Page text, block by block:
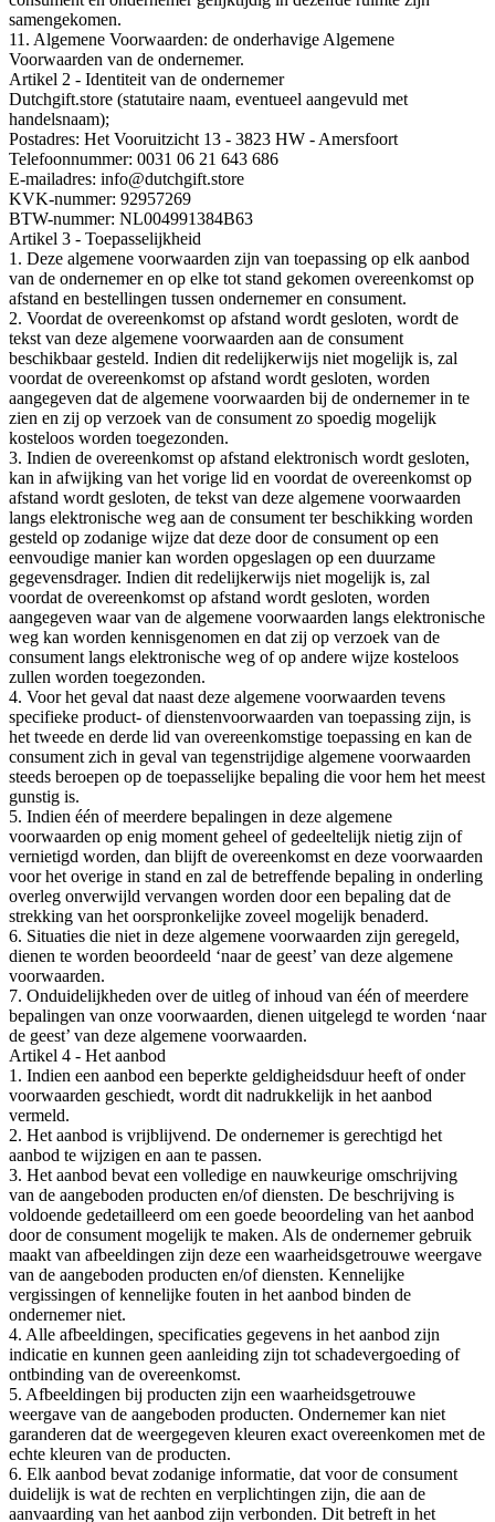
samengekomen.
11. Algemene Voorwaarden: de onderhavige Algemene
Voorwaarden van de ondernemer.
Artikel 2 - Identiteit van de ondernemer
Dutchgift.store (statutaire naam, eventueel aangevuld met
handelsnaam);
Postadres: Het Vooruitzicht 13 - 3823 HW - Amersfoort
Telefoonnummer: 0031 06 21 643 686
E-mailadres: info@dutchgift.store
KVK-nummer: 92957269
BTW-nummer: NL004991384B63
Artikel 3 - Toepasselijkheid
1. Deze algemene voorwaarden zijn van toepassing op elk aanbod
van de ondernemer en op elke tot stand gekomen overeenkomst op
afstand en bestellingen tussen ondernemer en consument.
2. Voordat de overeenkomst op afstand wordt gesloten, wordt de
tekst van deze algemene voorwaarden aan de consument
beschikbaar gesteld. Indien dit redelijkerwijs niet mogelijk is, zal
voordat de overeenkomst op afstand wordt gesloten, worden
aangegeven dat de algemene voorwaarden bij de ondernemer in te
zien en zij op verzoek van de consument zo spoedig mogelijk
kosteloos worden toegezonden.
3. Indien de overeenkomst op afstand elektronisch wordt gesloten,
kan in afwijking van het vorige lid en voordat de overeenkomst op
afstand wordt gesloten, de tekst van deze algemene voorwaarden
langs elektronische weg aan de consument ter beschikking worden
gesteld op zodanige wijze dat deze door de consument op een
eenvoudige manier kan worden opgeslagen op een duurzame
gegevensdrager. Indien dit redelijkerwijs niet mogelijk is, zal
voordat de overeenkomst op afstand wordt gesloten, worden
aangegeven waar van de algemene voorwaarden langs elektronische
weg kan worden kennisgenomen en dat zij op verzoek van de
consument langs elektronische weg of op andere wijze kosteloos
zullen worden toegezonden.
4. Voor het geval dat naast deze algemene voorwaarden tevens
specifieke product- of dienstenvoorwaarden van toepassing zijn, is
het tweede en derde lid van overeenkomstige toepassing en kan de
consument zich in geval van tegenstrijdige algemene voorwaarden
steeds beroepen op de toepasselijke bepaling die voor hem het meest
gunstig is.
5. Indien één of meerdere bepalingen in deze algemene
voorwaarden op enig moment geheel of gedeeltelijk nietig zijn of
vernietigd worden, dan blijft de overeenkomst en deze voorwaarden
voor het overige in stand en zal de betreffende bepaling in onderling
overleg onverwijld vervangen worden door een bepaling dat de
strekking van het oorspronkelijke zoveel mogelijk benaderd.
6. Situaties die niet in deze algemene voorwaarden zijn geregeld,
dienen te worden beoordeeld ‘naar de geest’ van deze algemene
voorwaarden.
7. Onduidelijkheden over de uitleg of inhoud van één of meerdere
bepalingen van onze voorwaarden, dienen uitgelegd te worden ‘naar
de geest’ van deze algemene voorwaarden.
Artikel 4 - Het aanbod
1. Indien een aanbod een beperkte geldigheidsduur heeft of onder
voorwaarden geschiedt, wordt dit nadrukkelijk in het aanbod
vermeld.
2. Het aanbod is vrijblijvend. De ondernemer is gerechtigd het
aanbod te wijzigen en aan te passen.
3. Het aanbod bevat een volledige en nauwkeurige omschrijving
van de aangeboden producten en/of diensten. De beschrijving is
voldoende gedetailleerd om een goede beoordeling van het aanbod
door de consument mogelijk te maken. Als de ondernemer gebruik
maakt van afbeeldingen zijn deze een waarheidsgetrouwe weergave
van de aangeboden producten en/of diensten. Kennelijke
vergissingen of kennelijke fouten in het aanbod binden de
ondernemer niet.
4. Alle afbeeldingen, specificaties gegevens in het aanbod zijn
indicatie en kunnen geen aanleiding zijn tot schadevergoeding of
ontbinding van de overeenkomst.
5. Afbeeldingen bij producten zijn een waarheidsgetrouwe
weergave van de aangeboden producten. Ondernemer kan niet
garanderen dat de weergegeven kleuren exact overeenkomen met de
echte kleuren van de producten.
6. Elk aanbod bevat zodanige informatie, dat voor de consument
duidelijk is wat de rechten en verplichtingen zijn, die aan de
aanvaarding van het aanbod zijn verbonden. Dit betreft in het